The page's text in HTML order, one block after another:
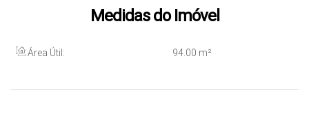
Medidas do Imóvel
Área Útil: 94.00 m²